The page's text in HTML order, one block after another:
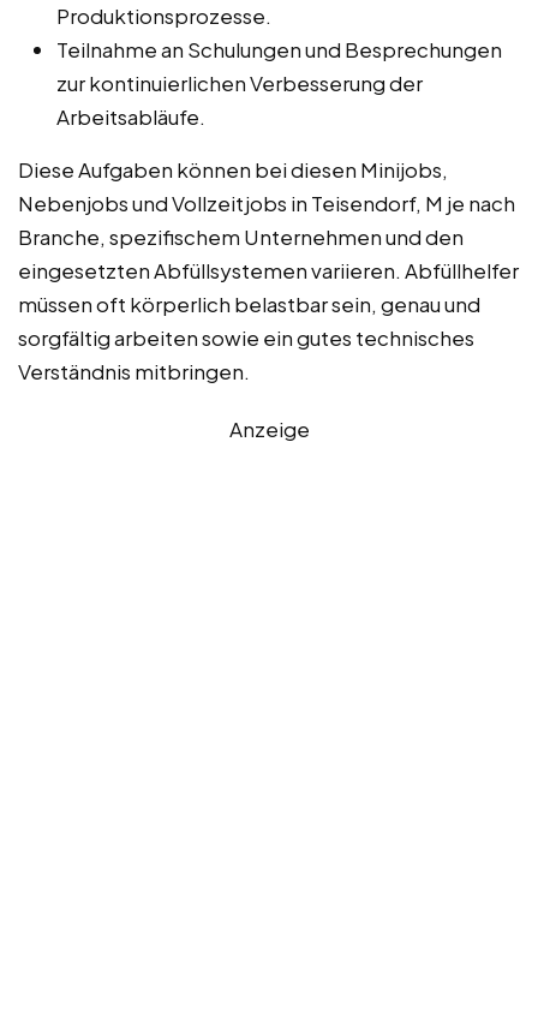
Produktionsprozesse.
Teilnahme an Schulungen und Besprechungen
zur kontinuierlichen Verbesserung der
Arbeitsabläufe.
Diese Aufgaben können bei diesen Minijobs,
Nebenjobs und Vollzeitjobs in Teisendorf, M je nach
Branche, spezifischem Unternehmen und den
eingesetzten Abfüllsystemen variieren. Abfüllhelfer
müssen oft körperlich belastbar sein, genau und
sorgfältig arbeiten sowie ein gutes technisches
Verständnis mitbringen.
Anzeige